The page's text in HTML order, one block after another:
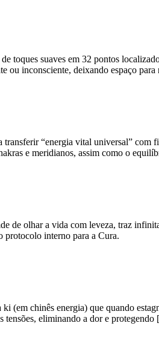
toques suaves em 32 pontos
ou inconsciente, deixando espaço
“energia vital universal”
e meridianos, assim como o
de olhar a vida com leveza, traz
protocolo interno para a Cura.
(em chinês energia) que quando
tensões, eliminando a dor e